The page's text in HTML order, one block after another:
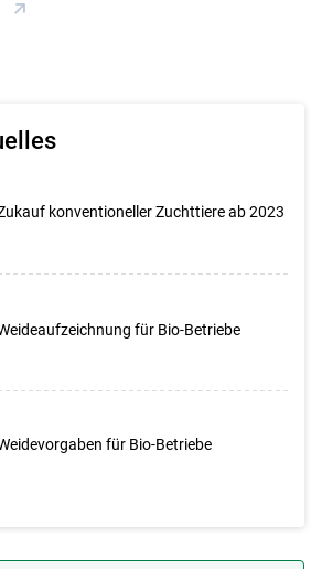
konventioneller Zuchttiere ab 2023
für Bio-Betriebe
für Bio-Betriebe